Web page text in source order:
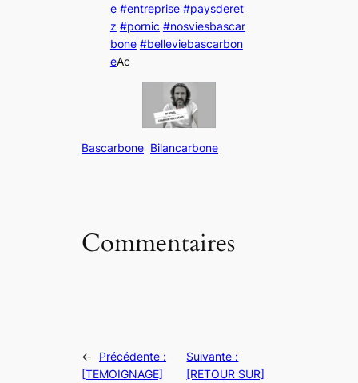
e #entreprise #paysderet
z #pornic #nosviesbascar
bone #belleviebascarbon
eAc
Bascarbone Bilancarbone
Commentaires
←
Précédente :
[TEMOIGNAGE]
Suivante :
[RETOUR SUR]